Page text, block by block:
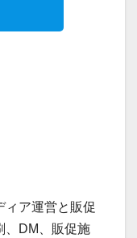
ィア運営と販促
、DM、販促施